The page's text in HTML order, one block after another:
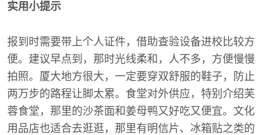
实用小提示
报到时需要带上个人证件，借助查验设备进校比较方
便。建议早点到，那时光线柔和，人不多，方便慢慢
拍照。厦大地方很大，一定要穿双舒服的鞋子，防止
两万步的路程让脚太累。食堂对外供应，特别介绍芙
蓉食堂，那里的沙茶面和姜母鸭又好吃又便宜。文化
用品店也适合去逛逛，那里有明信片、冰箱贴之类的